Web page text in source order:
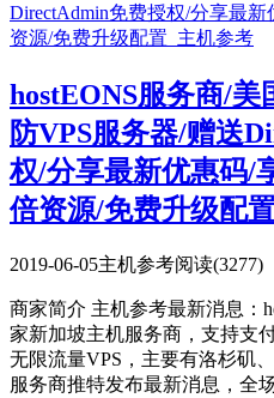
hostEONS服务商/
防VPS服务器/赠送
权/分享最新优惠码/
倍资源/免费升级配
2019-06-05主机参考阅读(3277)
商家简介 主机参考最新消息：
家新加坡主机服务商，支持支
无限流量VPS，主要有洛杉矶
服务商推特发布最新消息，全